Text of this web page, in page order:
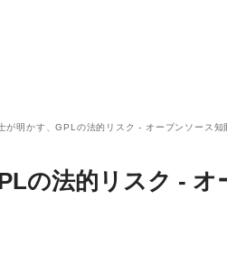
が明かす、GPLの法的リスク - オープンソース
の法的リスク - オ